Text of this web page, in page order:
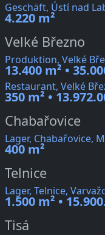
Geschäft, Ústí nad
4.220 m²
Velké Březno
Produktion, Velké
13.400 m² •
Restaurant, Velké
350 m² •
Chabařovice
Lager, Chabařovice,
400 m²
Telnice
Lager, Telnice,
1.500 m² •
Tisá